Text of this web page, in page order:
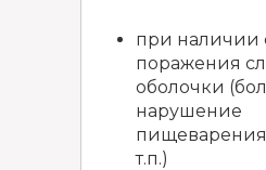
при наличии
поражения
оболочки
нарушение
т.п.)